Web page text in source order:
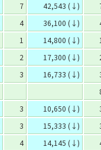
7 42,543 (↓)
4 36,100 (↓)
1 14,800 (↓) 1
2 17,300 (↓)
3 16,733 (↓)
3 10,650 (↓)
3 15,333 (↓)
4 14,145 (↓)